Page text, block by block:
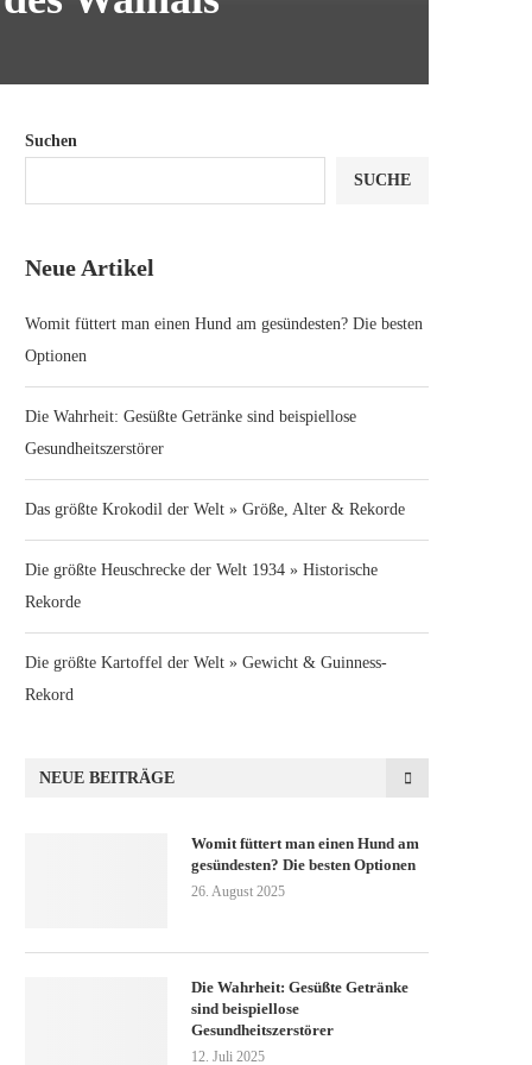
Suchen
SUCHE
Neue Artikel
Womit füttert man einen Hund am gesündesten? Die besten
Optionen
Die Wahrheit: Gesüßte Getränke sind beispiellose
Gesundheitszerstörer
Das größte Krokodil der Welt » Größe, Alter & Rekorde
Die größte Heuschrecke der Welt 1934 » Historische
Rekorde
Die größte Kartoffel der Welt » Gewicht & Guinness-
Rekord
NEUE BEITRÄGE
Womit füttert man einen Hund am
gesündesten? Die besten Optionen
26. August 2025
Die Wahrheit: Gesüßte Getränke
sind beispiellose
Gesundheitszerstörer
12. Juli 2025